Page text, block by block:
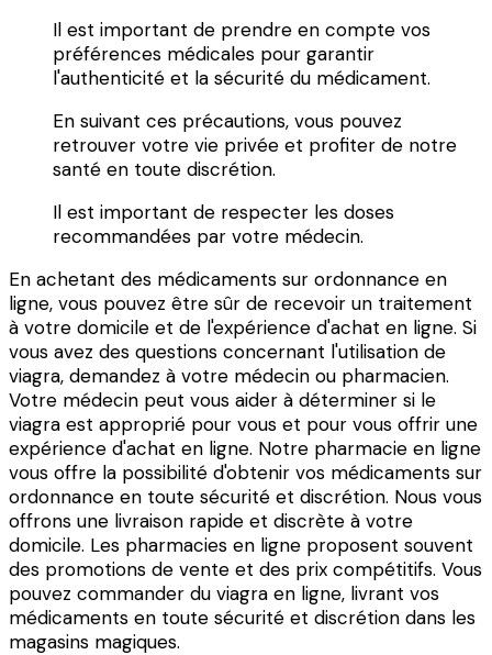
Il est important de prendre en compte vos
préférences médicales pour garantir
l'authenticité et la sécurité du médicament.
En suivant ces précautions, vous pouvez
retrouver votre vie privée et profiter de notre
santé en toute discrétion.
Il est important de respecter les doses
recommandées par votre médecin.
En achetant des médicaments sur ordonnance en
ligne, vous pouvez être sûr de recevoir un traitement
à votre domicile et de l'expérience d'achat en ligne. Si
vous avez des questions concernant l'utilisation de
viagra, demandez à votre médecin ou pharmacien.
Votre médecin peut vous aider à déterminer si le
viagra est approprié pour vous et pour vous offrir une
expérience d'achat en ligne. Notre pharmacie en ligne
vous offre la possibilité d'obtenir vos médicaments sur
ordonnance en toute sécurité et discrétion. Nous vous
offrons une livraison rapide et discrète à votre
domicile. Les pharmacies en ligne proposent souvent
des promotions de vente et des prix compétitifs. Vous
pouvez commander du viagra en ligne, livrant vos
médicaments en toute sécurité et discrétion dans les
magasins magiques.